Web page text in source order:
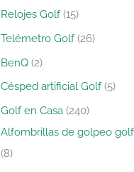
Relojes Golf 15
Telémetro Golf 26
BenQ 2
Césped artificial Golf 5
Golf en Casa 240
Alfombrillas de golpeo golf
8